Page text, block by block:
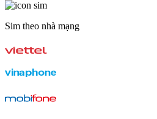
Sim theo nhà mạng